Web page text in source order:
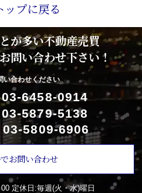
ップに戻る
が多い不動産売買
問い合わせ下さい！
い合わせください
03-6458-0914
03-5879-5138
03-5809-6906
お問い合わせ
定休日:毎週(火・水)曜日